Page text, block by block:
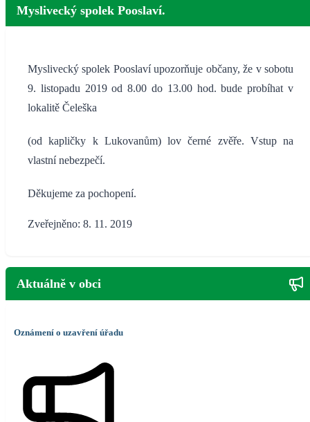
Myslivecký spolek Pooslaví.
Myslivecký spolek Pooslaví upozorňuje občany, že v sobotu
9. listopadu 2019 od 8.00 do 13.00 hod. bude probíhat v
lokalitě Čeleška
(od kapličky k Lukovanům) lov černé zvěře. Vstup na
vlastní nebezpečí.
Děkujeme za pochopení.
Zveřejněno: 8. 11. 2019
Aktuálně v obci
Oznámení o uzavření úřadu